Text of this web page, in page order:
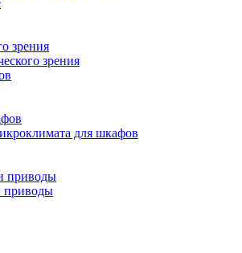
зрения
зрения
для шкафов
приводы
приводы